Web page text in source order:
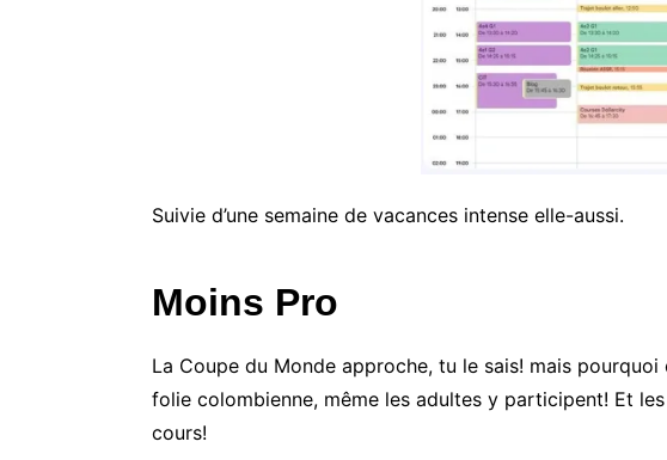
Suivie d’une semaine de vacances intense elle-aussi.
Moins Pro
La Coupe du Monde approche, tu le sais! mais
folie colombienne, même les adultes y participent! Et
cours!